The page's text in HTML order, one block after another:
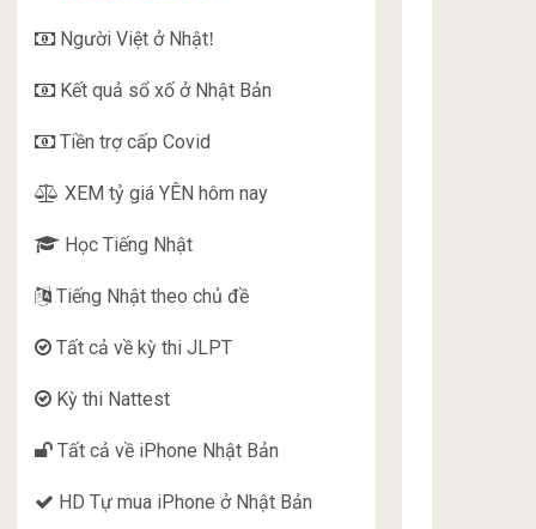
Người Việt ở Nhật!
Kết quả sổ xố ở Nhật Bản
Tiền trợ cấp Covid
XEM tỷ giá YÊN hôm nay
Học Tiếng Nhật
Tiếng Nhật theo chủ đề
Tất cả về kỳ thi JLPT
Kỳ thi Nattest
Tất cả về iPhone Nhật Bản
HD Tự mua iPhone ở Nhật Bản